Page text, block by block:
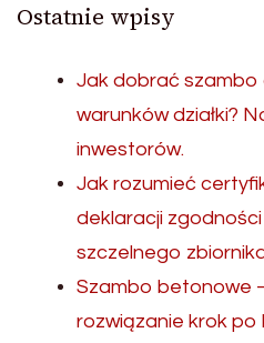
Ostatnie wpisy
Jak dobrać szambo
warunków działki?
inwestorów.
Jak rozumieć
deklaracji
szczelnego
Szambo betonowe
rozwiązanie krok po